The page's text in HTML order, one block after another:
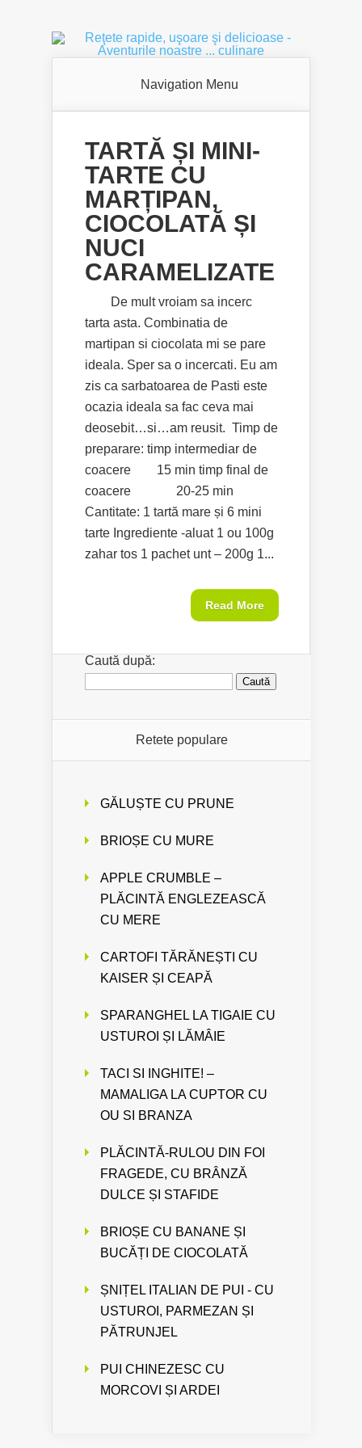
Navigation Menu
TARTĂ ȘI MINI-
TARTE CU
MARȚIPAN,
CIOCOLATĂ ȘI
NUCI
CARAMELIZATE
De mult vroiam sa incerc
tarta asta. Combinatia de
martipan si ciocolata mi se pare
ideala. Sper sa o incercati. Eu am
zis ca sarbatoarea de Pasti este
ocazia ideala sa fac ceva mai
deosebit…si…am reusit. Timp de
preparare: timp intermediar de
coacere 15 min timp final de
coacere 20-25 min
Cantitate: 1 tartă mare și 6 mini
tarte Ingrediente -aluat 1 ou 100g
zahar tos 1 pachet unt – 200g 1...
Read More
Caută după:
Retete populare
GĂLUȘTE CU PRUNE
BRIOȘE CU MURE
APPLE CRUMBLE –
PLĂCINTĂ ENGLEZEASCĂ
CU MERE
CARTOFI TĂRĂNEȘTI CU
KAISER ȘI CEAPĂ
SPARANGHEL LA TIGAIE CU
USTUROI ȘI LĂMÂIE
TACI SI INGHITE! –
MAMALIGA LA CUPTOR CU
OU SI BRANZA
PLĂCINTĂ-RULOU DIN FOI
FRAGEDE, CU BRÂNZĂ
DULCE ȘI STAFIDE
BRIOȘE CU BANANE ȘI
BUCĂȚI DE CIOCOLATĂ
ȘNIȚEL ITALIAN DE PUI - CU
USTUROI, PARMEZAN ȘI
PĂTRUNJEL
PUI CHINEZESC CU
MORCOVI ȘI ARDEI